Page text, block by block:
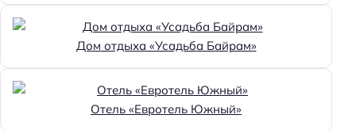
Дом отдыха «Усадьба Байрам»
Отель «Евротель Южный»